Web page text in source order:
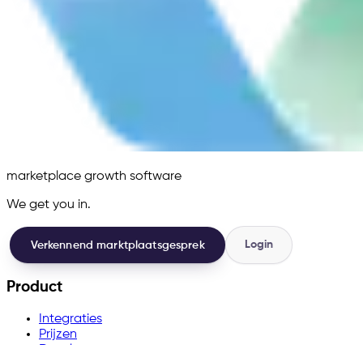
marketplace growth software
We get you in.
Verkennend marktplaatsgesprek Login
Product
Integraties
Prijzen